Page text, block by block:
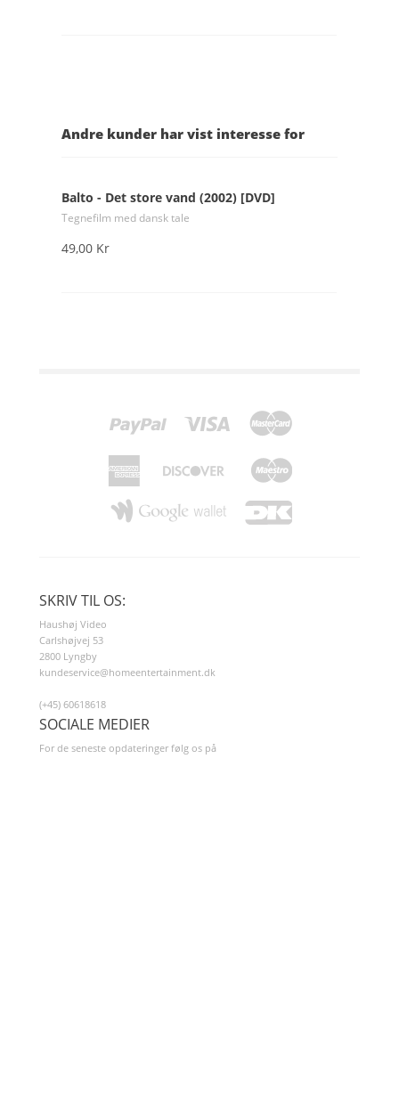
Andre kunder har vist interesse for
Balto - Det store vand (2002) [DVD]
Tegnefilm med dansk tale
49,00 Kr
SKRIV TIL OS:
Haushøj Video
Carlshøjvej 53
2800 Lyngby
kundeservice@homeentertainment.dk
(+45) 60618618
SOCIALE MEDIER
For de seneste opdateringer følg os på